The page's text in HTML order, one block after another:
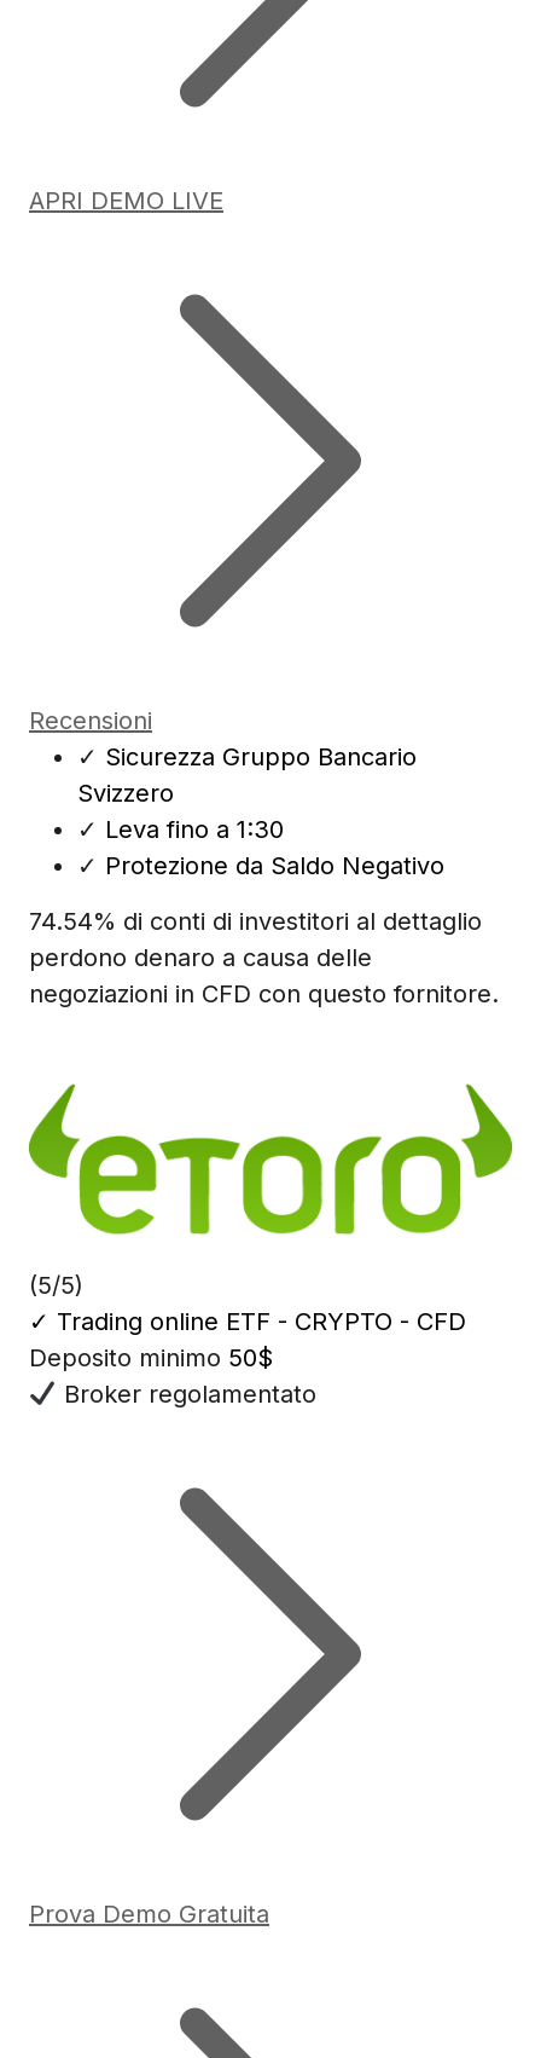
APRI DEMO LIVE
Recensioni
✓ Sicurezza Gruppo Bancario
Svizzero
✓ Leva fino a 1:30
✓ Protezione da Saldo Negativo
74.54% di conti di investitori al dettaglio
perdono denaro a causa delle
negoziazioni in CFD con questo fornitore.
(5/5)
✓ Trading online ETF - CRYPTO - CFD
Deposito minimo 50$
Broker regolamentato
Prova Demo Gratuita